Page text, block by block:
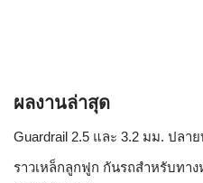
ผลงานล่าสุด
Guardrail 2.5 และ 3.2 มม. ปลา
ราวเหล็กลูกฟูก กันรถสําหรับทาง